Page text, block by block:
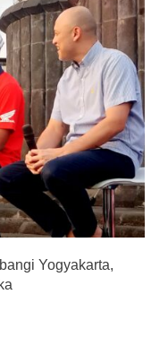
Yogyakarta,